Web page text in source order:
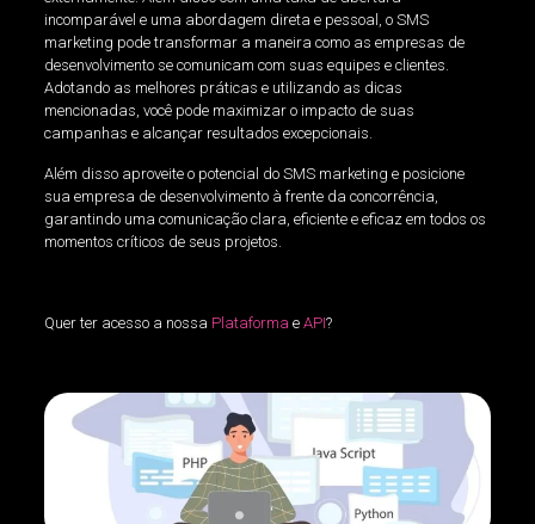
incomparável e uma abordagem direta e pessoal, o SMS
marketing pode transformar a maneira como as empresas de
desenvolvimento se comunicam com suas equipes e clientes.
Adotando as melhores práticas e utilizando as dicas
mencionadas, você pode maximizar o impacto de suas
campanhas e alcançar resultados excepcionais.
Além disso aproveite o potencial do SMS marketing e posicione
sua empresa de desenvolvimento à frente da concorrência,
garantindo uma comunicação clara, eficiente e eficaz em todos os
momentos críticos de seus projetos.
Quer ter acesso a nossa Plataforma e API?